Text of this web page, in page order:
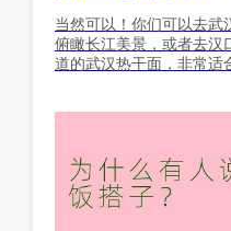
当然可以！你们可以去武
俯瞰长江美景，或者去汉
道的武汉热干面，非常适